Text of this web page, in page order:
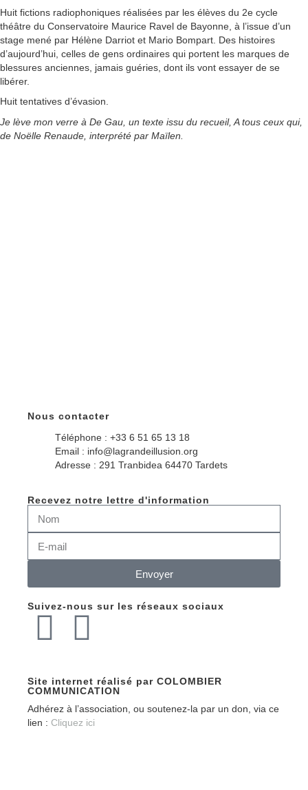
Huit fictions radiophoniques réalisées par les élèves du 2e cycle
théâtre du Conservatoire Maurice Ravel de Bayonne, à l’issue d’un
stage mené par Hélène Darriot et Mario Bompart. Des histoires
d’aujourd’hui, celles de gens ordinaires qui portent les marques de
blessures anciennes, jamais guéries, dont ils vont essayer de se
libérer.
Huit tentatives d’évasion.
Je lève mon verre à De Gau, un texte issu du recueil, A tous ceux qui,
de Noëlle Renaude, interprété par Maïlen.
Nous contacter
Téléphone : +33 6 51 65 13 18
Email : info@lagrandeillusion.org
Adresse : 291 Tranbidea 64470 Tardets
Recevez notre lettre d'information
Envoyer
Suivez-nous sur les réseaux sociaux
Site internet réalisé par COLOMBIER
COMMUNICATION
Adhérez à l’association, ou soutenez-la par un don, via ce
lien : Cliquez ici